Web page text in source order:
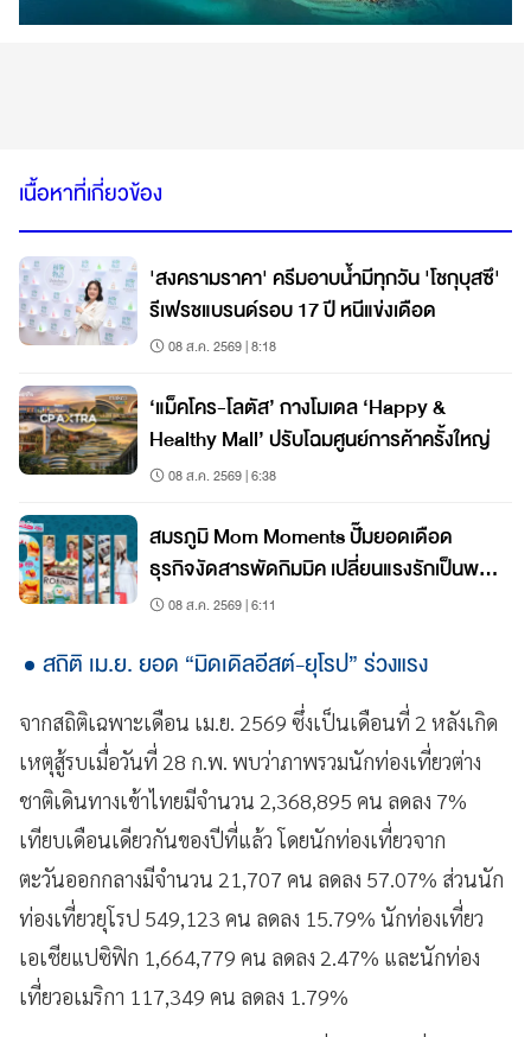
เนื้อหาที่เกี่ยวข้อง
'สงครามราคา' ครีมอาบน้ำมีทุกวัน 'โชกุบุสซึ'
รีเฟรชแบรนด์รอบ 17 ปี หนีแข่งเดือด
08 ส.ค. 2569 | 8:18
‘แม็คโคร-โลตัส’ กางโมเดล ‘Happy &
Healthy Mall’ ปรับโฉมศูนย์การค้าครั้งใหญ่
08 ส.ค. 2569 | 6:38
สมรภูมิ Mom Moments ปั๊มยอดเดือด
ธุรกิจงัดสารพัดกิมมิค เปลี่ยนแรงรักเป็นพลัง
ช้อป!08 ส.ค. 2569 | 6:11
สถิติ เม.ย. ยอด “มิดเดิลอีสต์-ยุโรป” ร่วงแรง
จากสถิติเฉพาะเดือน เม.ย. 2569 ซึ่งเป็นเดือนที่ 2 หลังเกิด
เหตุสู้รบเมื่อวันที่ 28 ก.พ. พบว่าภาพรวมนักท่องเที่ยวต่าง
ชาติเดินทางเข้าไทยมีจำนวน 2,368,895 คน ลดลง 7%
เทียบเดือนเดียวกันของปีที่แล้ว โดยนักท่องเที่ยวจาก
ตะวันออกกลางมีจำนวน 21,707 คน ลดลง 57.07% ส่วนนัก
ท่องเที่ยวยุโรป 549,123 คน ลดลง 15.79% นักท่องเที่ยว
เอเชียแปซิฟิก 1,664,779 คน ลดลง 2.47% และนักท่อง
เที่ยวอเมริกา 117,349 คน ลดลง 1.79%